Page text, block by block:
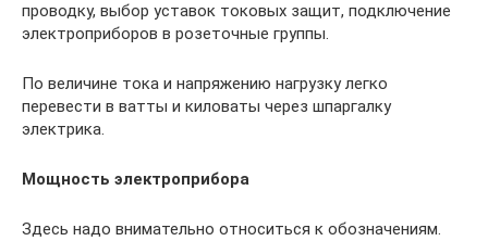
проводку, выбор уставок токовых защит, подключение
электроприборов в розеточные группы.
По величине тока и напряжению нагрузку легко
перевести в ватты и киловаты через шпаргалку
электрика.
Мощность электроприбора
Здесь надо внимательно относиться к обозначениям.